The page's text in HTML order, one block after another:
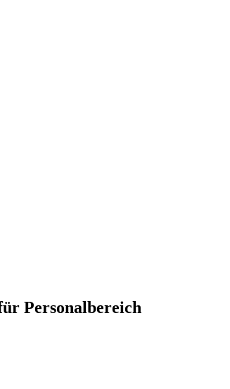
Personalbereich